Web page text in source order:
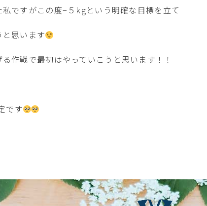
ですがこの度−５kgという明確な目標を立て
思います
作戦で最初はやっていこうと思います！！
です